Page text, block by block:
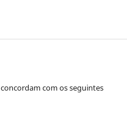
com os seguintes